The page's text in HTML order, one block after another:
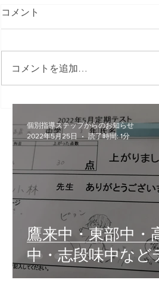
鷹来中・東部中・高蔵寺中・
志段味中などテスト対策終
了！
コメント
コメントを追加…
鷹来中・東部中・
中・志段味中など
対策終了！
個別指導ステップからのお知らせ
2022年5月25日
読了時間: 1分